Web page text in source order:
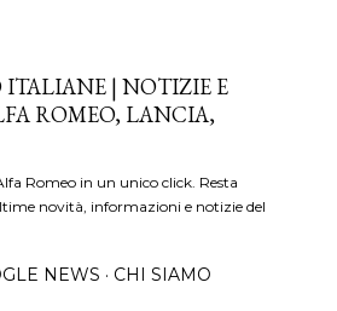
ITALIANE | NOTIZIE E
ROMEO, LANCIA,
Romeo in un unico click. Resta
novità, informazioni e notizie del
NEWS CHI SIAMO